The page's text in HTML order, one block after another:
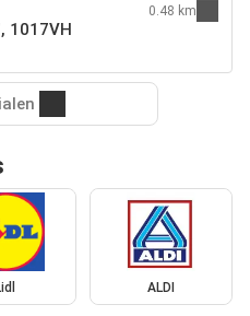
1017VH
0.48 km
ALDI